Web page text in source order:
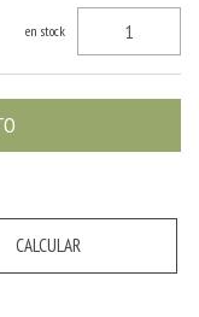
en stock
CALCULAR